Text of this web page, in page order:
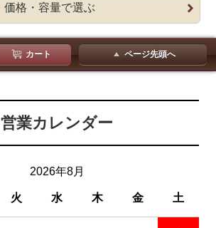
価格・容量で選ぶ
カート ページ先頭へ
営業カレンダー
2026年8月
火 水 木 金 土